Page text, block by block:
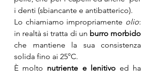
i denti (sbiancante e antibatterico).
Lo chiamiamo impropriamente olio:
in realtà si tratta di un burro morbido
che mantiene la sua consistenza
solida fino ai 25°C.
È molto nutriente e lenitivo ed ha